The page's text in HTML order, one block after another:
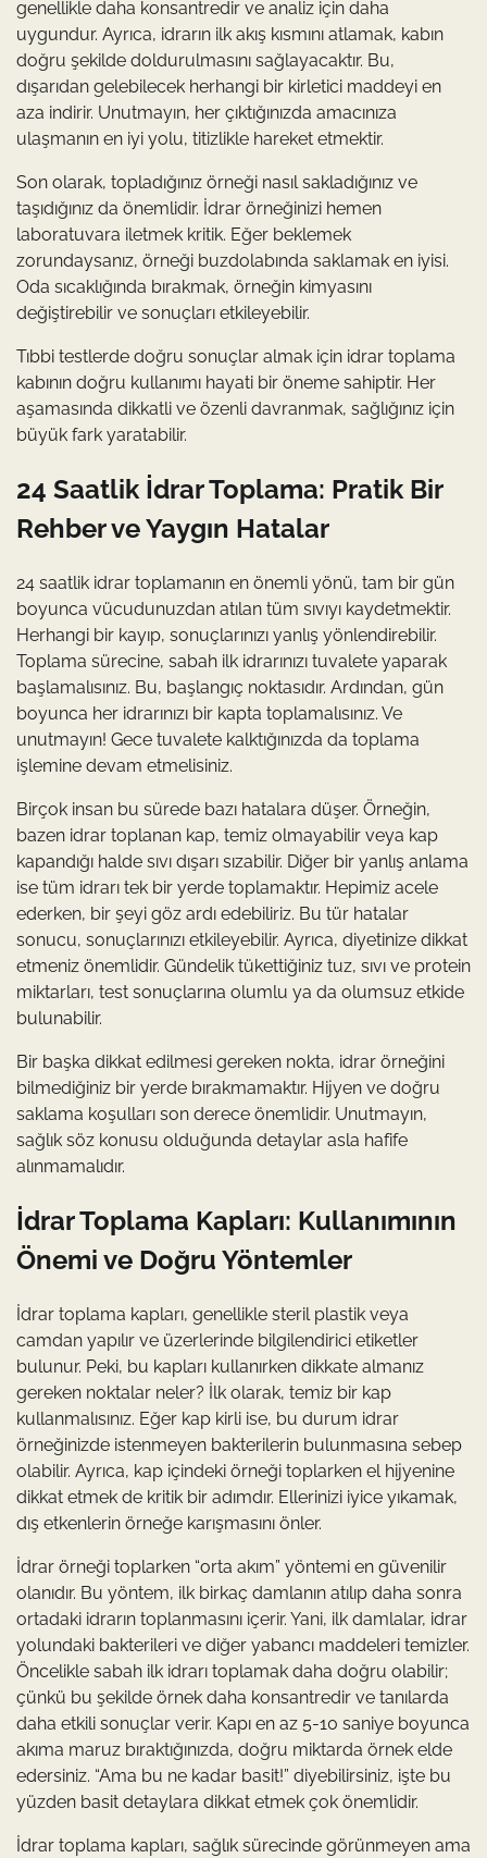
genellikle daha konsantredir ve analiz için daha
uygundur. Ayrıca, idrarın ilk akış kısmını atlamak, kabın
doğru şekilde doldurulmasını sağlayacaktır. Bu,
dışarıdan gelebilecek herhangi bir kirletici maddeyi en
aza indirir. Unutmayın, her çıktığınızda amacınıza
ulaşmanın en iyi yolu, titizlikle hareket etmektir.
Son olarak, topladığınız örneği nasıl sakladığınız ve
taşıdığınız da önemlidir. İdrar örneğinizi hemen
laboratuvara iletmek kritik. Eğer beklemek
zorundaysanız, örneği buzdolabında saklamak en iyisi.
Oda sıcaklığında bırakmak, örneğin kimyasını
değiştirebilir ve sonuçları etkileyebilir.
Tıbbi testlerde doğru sonuçlar almak için idrar toplama
kabının doğru kullanımı hayati bir öneme sahiptir. Her
aşamasında dikkatli ve özenli davranmak, sağlığınız için
büyük fark yaratabilir.
24 Saatlik İdrar Toplama: Pratik Bir
Rehber ve Yaygın Hatalar
24 saatlik idrar toplamanın en önemli yönü, tam bir gün
boyunca vücudunuzdan atılan tüm sıvıyı kaydetmektir.
Herhangi bir kayıp, sonuçlarınızı yanlış yönlendirebilir.
Toplama sürecine, sabah ilk idrarınızı tuvalete yaparak
başlamalısınız. Bu, başlangıç noktasıdır. Ardından, gün
boyunca her idrarınızı bir kapta toplamalısınız. Ve
unutmayın! Gece tuvalete kalktığınızda da toplama
işlemine devam etmelisiniz.
Birçok insan bu sürede bazı hatalara düşer. Örneğin,
bazen idrar toplanan kap, temiz olmayabilir veya kap
kapandığı halde sıvı dışarı sızabilir. Diğer bir yanlış anlama
ise tüm idrarı tek bir yerde toplamaktır. Hepimiz acele
ederken, bir şeyi göz ardı edebiliriz. Bu tür hatalar
sonucu, sonuçlarınızı etkileyebilir. Ayrıca, diyetinize dikkat
etmeniz önemlidir. Gündelik tükettiğiniz tuz, sıvı ve protein
miktarları, test sonuçlarına olumlu ya da olumsuz etkide
bulunabilir.
Bir başka dikkat edilmesi gereken nokta, idrar örneğini
bilmediğiniz bir yerde bırakmamaktır. Hijyen ve doğru
saklama koşulları son derece önemlidir. Unutmayın,
sağlık söz konusu olduğunda detaylar asla hafife
alınmamalıdır.
İdrar Toplama Kapları: Kullanımının
Önemi ve Doğru Yöntemler
İdrar toplama kapları, genellikle steril plastik veya
camdan yapılır ve üzerlerinde bilgilendirici etiketler
bulunur. Peki, bu kapları kullanırken dikkate almanız
gereken noktalar neler? İlk olarak, temiz bir kap
kullanmalısınız. Eğer kap kirli ise, bu durum idrar
örneğinizde istenmeyen bakterilerin bulunmasına sebep
olabilir. Ayrıca, kap içindeki örneği toplarken el hijyenine
dikkat etmek de kritik bir adımdır. Ellerinizi iyice yıkamak,
dış etkenlerin örneğe karışmasını önler.
İdrar örneği toplarken “orta akım” yöntemi en güvenilir
olanıdır. Bu yöntem, ilk birkaç damlanın atılıp daha sonra
ortadaki idrarın toplanmasını içerir. Yani, ilk damlalar, idrar
yolundaki bakterileri ve diğer yabancı maddeleri temizler.
Öncelikle sabah ilk idrarı toplamak daha doğru olabilir;
çünkü bu şekilde örnek daha konsantredir ve tanılarda
daha etkili sonuçlar verir. Kapı en az 5-10 saniye boyunca
akıma maruz bıraktığınızda, doğru miktarda örnek elde
edersiniz. “Ama bu ne kadar basit!” diyebilirsiniz, işte bu
yüzden basit detaylara dikkat etmek çok önemlidir.
İdrar toplama kapları, sağlık sürecinde görünmeyen ama